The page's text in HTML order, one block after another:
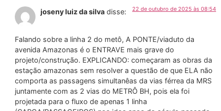
joseny luiz da silva disse: 22 de outubro de 2025 às 08:54
Falando sobre a linha 2 do metô, A PONTE/viaduto da
avenida Amazonas é o ENTRAVE mais grave do
projeto/construção. EXPLICANDO: começaram as obras da
estação amazonas sem resolver a questão de que ELA não
comporta as passagens simultanêas da vias férrea da MRS
juntamente com as 2 vias do METRÔ BH, pois ela foi
projetada para o fluxo de apenas 1 linha